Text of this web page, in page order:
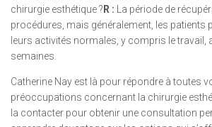
chirurgie esthétique ?R : La période de
procédures, mais généralement, les patients
leurs activités normales, y compris le travail,
semaines.
Catherine Nay est là pour répondre à toutes
préoccupations concernant la chirurgie
la contacter pour obtenir une consultation